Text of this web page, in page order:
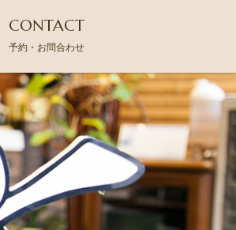
CONTACT
予約・お問合わせ